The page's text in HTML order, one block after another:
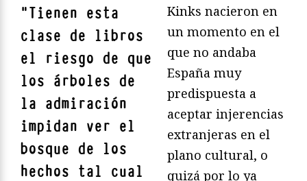
"Tienen esta
clase de libros
el riesgo de que
los árboles de
la admiración
impidan ver el
bosque de los
hechos tal cual
Kinks nacieron en
un momento en el
que no andaba
España muy
predispuesta a
aceptar injerencias
extranjeras en el
plano cultural, o
quizá por lo ya